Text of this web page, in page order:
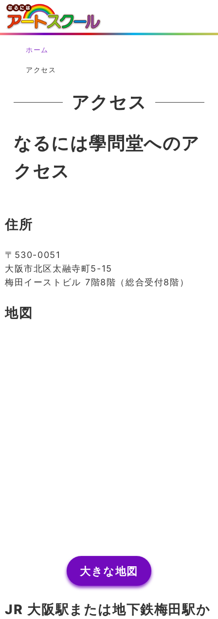
ホーム
アクセス
アクセス
なるには學問堂へのア
クセス
住所
〒530-0051
大阪市北区太融寺町5-15
梅田イーストビル 7階8階（総合受付8階）
地図
大きな地図
JR 大阪駅または地下鉄梅田駅か